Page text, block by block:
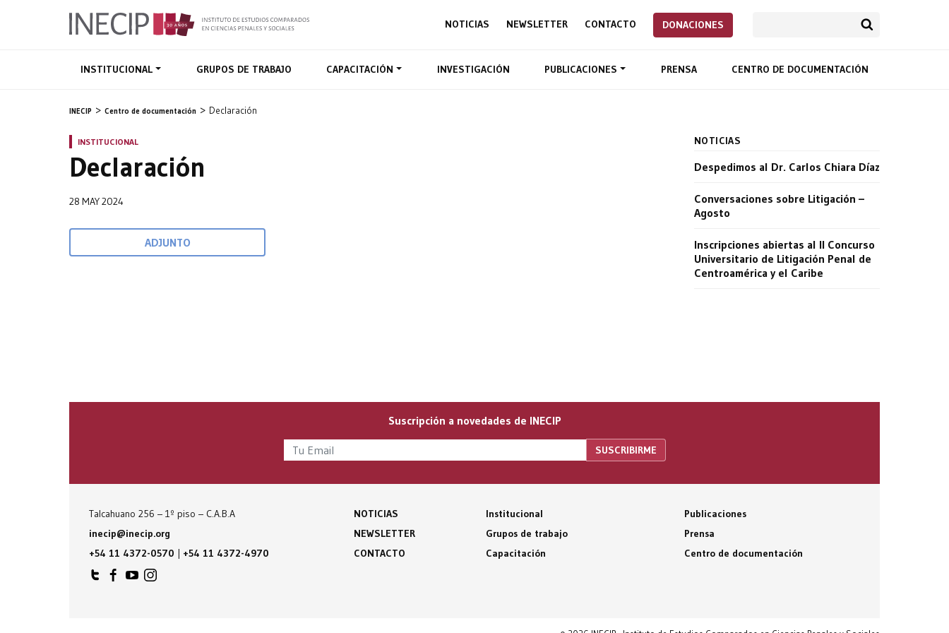
NOTICIAS NEWSLETTER CONTACTO DONACIONES
INSTITUCIONAL GRUPOS DE TRABAJO CAPACITACIÓN INVESTIGACIÓN PUBLICACIONES PRENSA CENTRO DE DOCUMENTACIÓN
INECIP Centro de documentación Declaración
INSTITUCIONAL
Declaración
28 MAY 2024
ADJUNTO
NOTICIAS
Despedimos al Dr. Carlos Chiara Díaz
Conversaciones sobre Litigación –
Agosto
Inscripciones abiertas al II Concurso
Universitario de Litigación Penal de
Centroamérica y el Caribe
Suscripción a novedades de INECIP
Talcahuano 256 – 1º piso – C.A.B.A
inecip@inecip.org
+54 11 4372-0570 | +54 11 4372-4970
NOTICIAS
NEWSLETTER
CONTACTO
Institucional
Grupos de trabajo
Capacitación
Publicaciones
Prensa
Centro de documentación